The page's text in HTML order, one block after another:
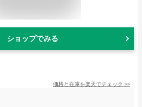
ショップでみる
価格と在庫を楽天でチェック >>